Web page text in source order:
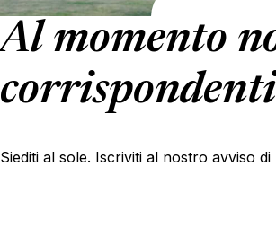
Al momento
Siediti al sole. Iscriviti al nostro avviso